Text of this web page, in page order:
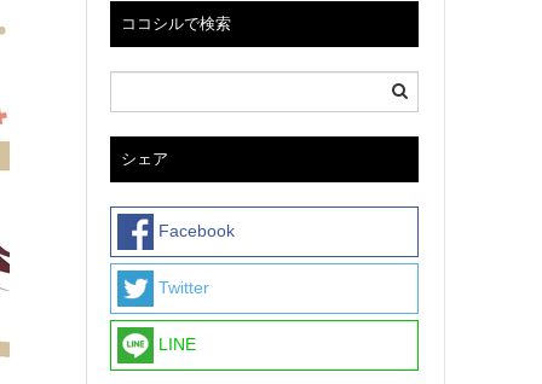
ココシルで検索
シェア
Facebook
Twitter
LINE